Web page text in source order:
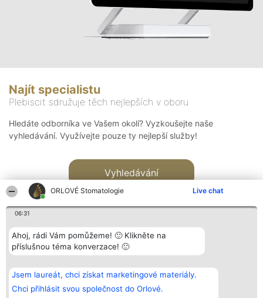
ORLOVÉ Stomatologie Live chat
06:31
Ahoj, rádi Vám pomůžeme! 🙂 Klikněte na
příslušnou téma konverzace! 🙂
Jsem laureát, chci získat marketingové materiály.
Chci přihlásit svou společnost do Orlové.
Najít specialistu
Plebiscit sdružuje těch nejlepších v oboru
Hledáte odborníka ve Vašem okolí? Vyzkoušejte naše
vyhledávání. Využívejte pouze ty nejlepší služby!
Vyhledávání
Bright Side Solutions sp. z o.
o. sp. k.
ul. Ruska 22
Wrocław 50-079
Vítězové
Seznam všech
laureátů
Zásady
Kontakt